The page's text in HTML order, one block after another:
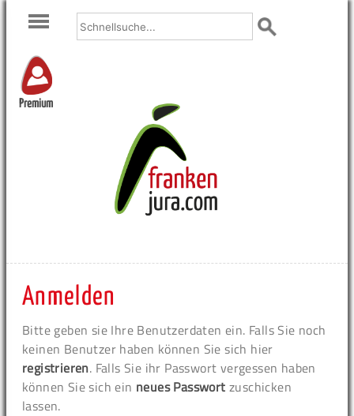
Premium
Anmelden
Bitte geben sie Ihre Benutzerdaten ein. Falls Sie noch
keinen Benutzer haben können Sie sich hier
registrieren. Falls Sie ihr Passwort vergessen haben
können Sie sich ein neues Passwort zuschicken
lassen.